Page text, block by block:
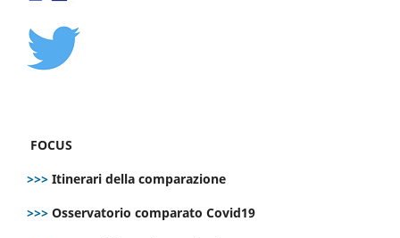
FOCUS
>>> Itinerari della comparazione
>>> Osservatorio comparato Covid19